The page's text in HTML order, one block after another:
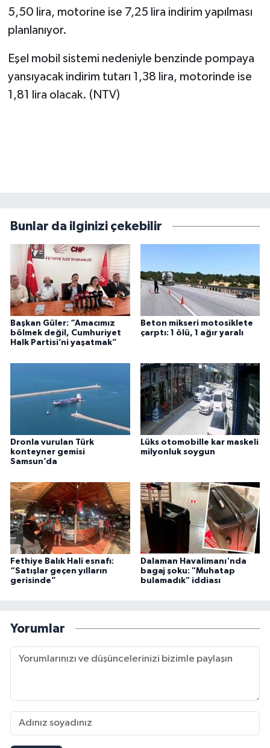
5,50 lira, motorine ise 7,25 lira indirim yapılması
planlanıyor.
Eşel mobil sistemi nedeniyle benzinde pompaya
yansıyacak indirim tutarı 1,38 lira, motorinde ise
1,81 lira olacak. (NTV)
Bunlar da ilginizi çekebilir
Başkan Güler: “Amacımız
bölmek değil, Cumhuriyet
Halk Partisi’ni yaşatmak”
Beton mikseri motosiklete
çarptı: 1 ölü, 1 ağır yaralı
Dronla vurulan Türk
konteyner gemisi
Samsun’da
Lüks otomobille kar maskeli
milyonluk soygun
Fethiye Balık Hali esnafı:
“Satışlar geçen yılların
gerisinde”
Dalaman Havalimanı'nda
bagaj şoku: "Muhatap
bulamadık" iddiası
Yorumlar